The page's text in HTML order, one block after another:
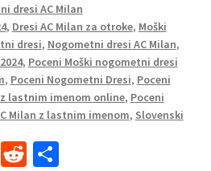
dresi AC Milan
, Dresi AC Milan za otroke, Moški
dresi, Nogometni dresi AC Milan,
, Poceni Moški nogometni dresi
, Poceni Nogometni Dresi, Poceni
lastnim imenom online, Poceni
Milan z lastnim imenom, Slovenski
R S